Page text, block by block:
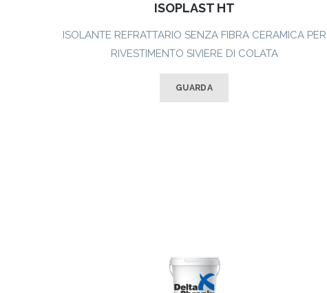
ISOPLAST HT
ISOLANTE REFRATTARIO SENZA FIBRA CERAMICA PER
RIVESTIMENTO SIVIERE DI COLATA
GUARDA